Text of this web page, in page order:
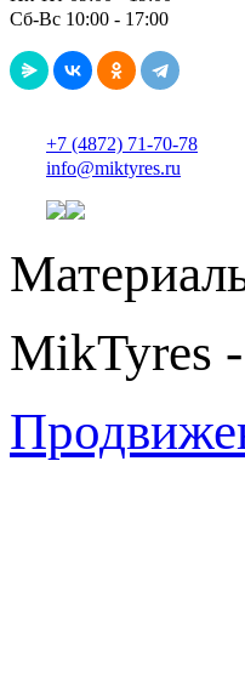
Сб-Вс 10:00 - 17:00
+7 (4872) 71-70-78
info@miktyres.ru
MikTyres